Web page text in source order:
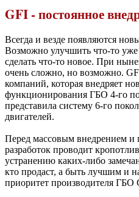
GFI - постоянное
Всегда и везде появляются
Возможно улучшить что-то
сделать что-то новое. При
очень сложно, но возможно.
компаний, которая внедряет
функционирования ГБО 4-го
представила систему 6-го
двигателей.
Перед массовым внедрением и
разработок проводит
устранению каких-либо
кто продаст, а быть лучшим и
приоритет производителя ГБО